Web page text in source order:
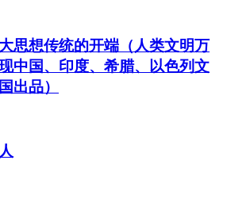
思想传统的开端（人类文明万
中国、印度、希腊、以色列文
出品）